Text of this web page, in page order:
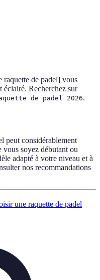
raquette de padel] vous
éclairé. Recherchez sur
de padel 2026.
peut considérablement
soyez débutant ou
adapté à votre niveau et à
nos recommandations
une raquette de padel